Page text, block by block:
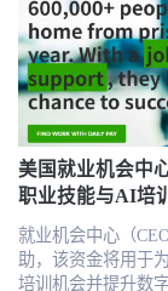
美国就业机会中
职业技能与AI培训
就业机会中心（
助，该资金将用于
培训机会并提升数